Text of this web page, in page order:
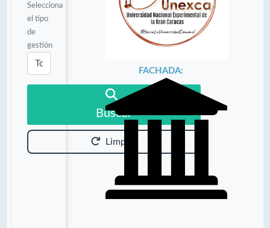
Selecciona
el tipo
de
gestión
Buscar
Limpiar
FACHADA: